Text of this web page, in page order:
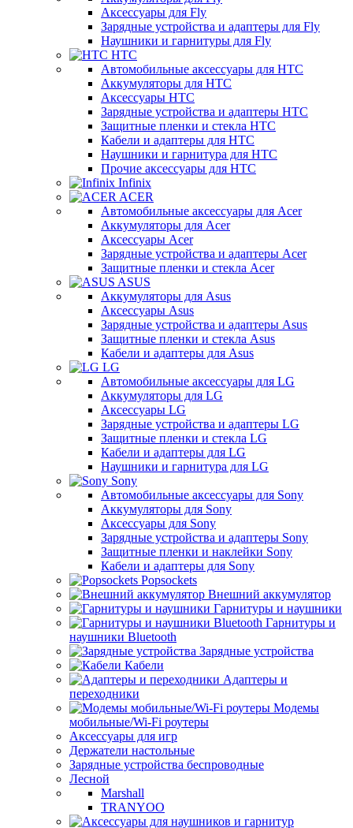
Аксессуары для Fly
Зарядные устройства и адаптеры для Fly
Наушники и гарнитуры для Fly
HTC
Автомобильные аксессуары для HTC
Аккумуляторы для HTC
Аксессуары HTC
Зарядные устройства и адаптеры HTC
Защитные пленки и стекла HTC
Кабели и адаптеры для HTC
Наушники и гарнитура для HTC
Прочие аксессуары для HTC
Infinix
ACER
Автомобильные аксессуары для Acer
Аккумуляторы для Acer
Аксессуары Acer
Зарядные устройства и адаптеры Acer
Защитные пленки и стекла Acer
ASUS
Аккумуляторы для Asus
Аксессуары Asus
Зарядные устройства и адаптеры Asus
Защитные пленки и стекла Asus
Кабели и адаптеры для Asus
LG
Автомобильные аксессуары для LG
Аккумуляторы для LG
Аксессуары LG
Зарядные устройства и адаптеры LG
Защитные пленки и стекла LG
Кабели и адаптеры для LG
Наушники и гарнитура для LG
Sony
Автомобильные аксессуары для Sony
Аккумуляторы для Sony
Аксессуары для Sony
Зарядные устройства и адаптеры Sony
Защитные пленки и наклейки Sony
Кабели и адаптеры для Sony
Popsockets
Внешний аккумулятор
Гарнитуры и наушники
Гарнитуры и
наушники Bluetooth
Зарядные устройства
Кабели
Адаптеры и
переходники
Модемы
мобильные/Wi-Fi роутеры
Аксессуары для игр
Держатели настольные
Зарядные устройства беспроводные
Лесной
Marshall
TRANYOO